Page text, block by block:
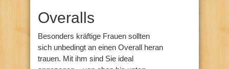
Overalls
Besonders kräftige Frauen sollten
sich unbedingt an einen Overall heran
trauen. Mit ihm sind Sie ideal